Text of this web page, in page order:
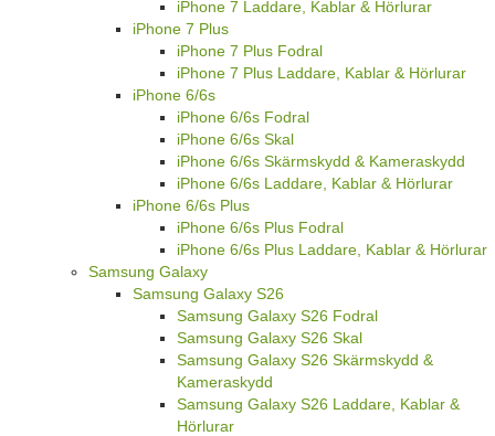
iPhone 7 Laddare, Kablar & Hörlurar
iPhone 7 Plus
iPhone 7 Plus Fodral
iPhone 7 Plus Laddare, Kablar & Hörlurar
iPhone 6/6s
iPhone 6/6s Fodral
iPhone 6/6s Skal
iPhone 6/6s Skärmskydd & Kameraskydd
iPhone 6/6s Laddare, Kablar & Hörlurar
iPhone 6/6s Plus
iPhone 6/6s Plus Fodral
iPhone 6/6s Plus Laddare, Kablar & Hörlurar
Samsung Galaxy
Samsung Galaxy S26
Samsung Galaxy S26 Fodral
Samsung Galaxy S26 Skal
Samsung Galaxy S26 Skärmskydd &
Kameraskydd
Samsung Galaxy S26 Laddare, Kablar &
Hörlurar